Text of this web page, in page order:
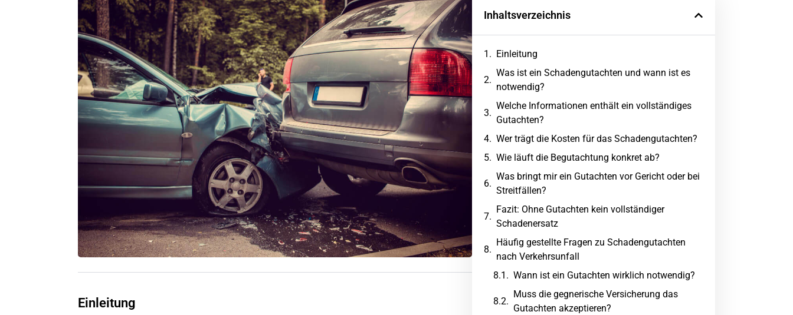
Einleitung
Inhaltsverzeichnis
Einleitung
Was ist ein Schadengutachten und wann ist es
notwendig?
Welche Informationen enthält ein vollständiges
Gutachten?
Wer trägt die Kosten für das Schadengutachten?
Wie läuft die Begutachtung konkret ab?
Was bringt mir ein Gutachten vor Gericht oder bei
Streitfällen?
Fazit: Ohne Gutachten kein vollständiger
Schadenersatz
Häufig gestellte Fragen zu Schadengutachten
nach Verkehrsunfall
Wann ist ein Gutachten wirklich notwendig?
Muss die gegnerische Versicherung das
Gutachten akzeptieren?